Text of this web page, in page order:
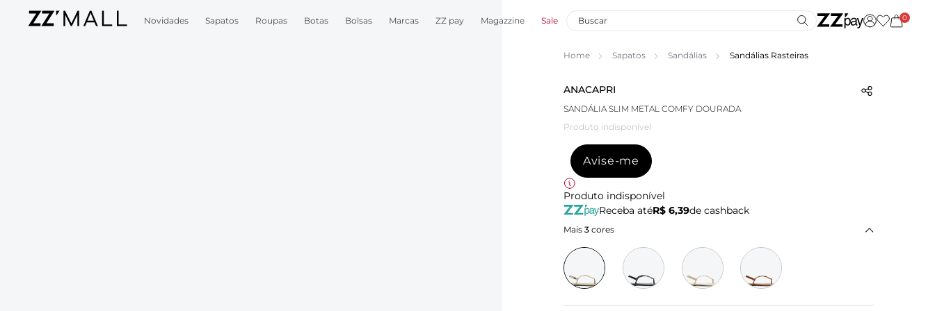
Novidades Sapatos Roupas Botas Bolsas Marcas ZZ pay Magazzine Sale 0
Home Sapatos Sandálias Sandálias Rasteiras
ANACAPRI
SANDÁLIA SLIM METAL COMFY DOURADA
Produto indisponível
Avise-me
Produto indisponível
Receba atéR$ 6,39de cashback
Mais 3 cores